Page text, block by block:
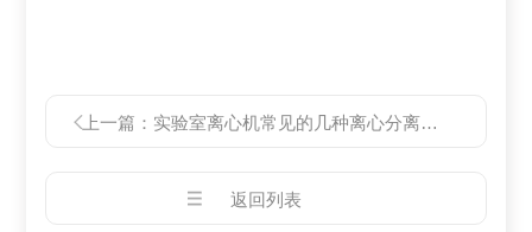
上一篇： 实验室离心机常见的几种离心分离法有哪些？
返回列表